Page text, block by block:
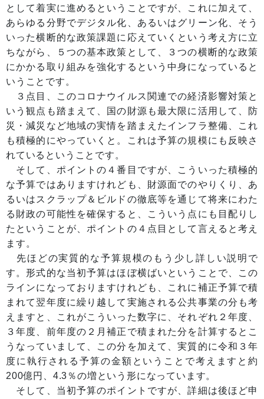
として着実に進めるということですが、これに加えて、
あらゆる分野でデジタル化、あるいはグリーン化、そう
いった横断的な政策課題に応えていくという考え方に立
ちながら、５つの基本政策として、３つの横断的な政策
にかかる取り組みを強化するという中身になっていると
いうことです。
３点目、このコロナウイルス関連での経済影響対策と
いう観点も踏まえて、国の財源も最大限に活用して、防
災・減災など地域の実情を踏まえたインフラ整備、これ
も積極的にやっていくと。これは予算の規模にも反映さ
れているということです。
そして、ポイントの４番目ですが、こういった積極的
な予算ではありますけれども、財源面でのやりくり、あ
るいはスクラップ＆ビルドの徹底等を通じて将来にわた
る財政の可能性を確保すると、こういう点にも目配りし
たということが、ポイントの４点目として言えると考え
ます。
先ほどの実質的な予算規模のもう少し詳しい説明で
す。形式的な当初予算はほぼ横ばいということで、この
ラインになっておりますけれども、これに補正予算で積
まれて翌年度に繰り越して実施される公共事業の分も考
えますと、これがこういった数字に、それぞれ２年度、
３年度、前年度の２月補正で積まれた分を計算するとこ
うなっていまして、この分を加えて、実質的に令和３年
度に執行される予算の金額ということで考えますと約
200億円、4.3％の増という形になっています。
そして、当初予算のポイントですが、詳細は後ほど申